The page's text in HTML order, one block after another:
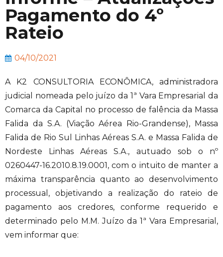
Pagamento do 4º
Rateio
04/10/2021
A K2 CONSULTORIA ECONÔMICA, administradora
judicial nomeada pelo juízo da 1ª Vara Empresarial da
Comarca da Capital no processo de falência da Massa
Falida da S.A. (Viação Aérea Rio-Grandense), Massa
Falida de Rio Sul Linhas Aéreas S.A. e Massa Falida de
Nordeste Linhas Aéreas S.A., autuado sob o nº
0260447-16.2010.8.19.0001, com o intuito de manter a
máxima transparência quanto ao desenvolvimento
processual, objetivando a realização do rateio de
pagamento aos credores, conforme requerido e
determinado pelo M.M. Juízo da 1ª Vara Empresarial,
vem informar que: